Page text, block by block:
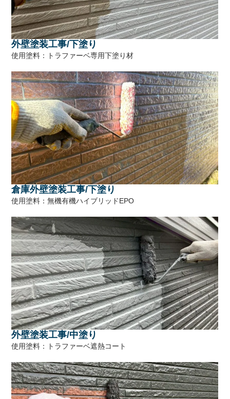
外壁塗装工事/下塗り
使用塗料：トラファーベ専用下塗り材
倉庫外壁塗装工事/下塗り
使用塗料：無機有機ハイブリッドEPO
外壁塗装工事/中塗り
使用塗料：トラファーベ遮熱コート